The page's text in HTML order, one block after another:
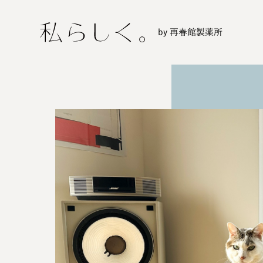
by 再春館製薬所